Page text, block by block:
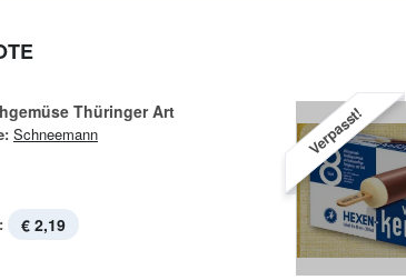
Thüringer Art
Schneemann
€ 2,19
Verpasst!